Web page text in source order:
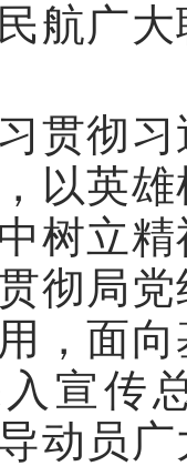
航广
彻习
以英
树立
彻局
，面
宣传
动员